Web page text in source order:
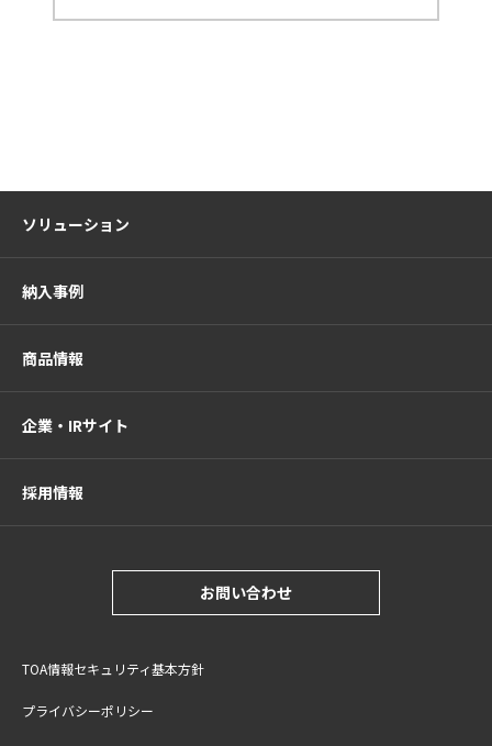
ソリューション
納入事例
商品情報
企業・IRサイト
採用情報
お問い合わせ
TOA情報セキュリティ基本方針
プライバシーポリシー